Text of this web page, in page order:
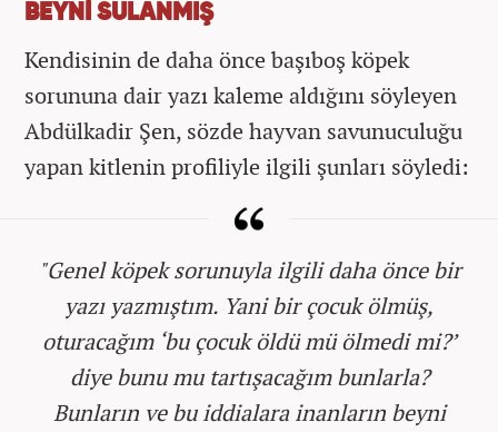
BEYNİ SULANMIŞ
Kendisinin de daha önce başıboş köpek
sorununa dair yazı kaleme aldığını söyleyen
Abdülkadir Şen, sözde hayvan savunuculuğu
yapan kitlenin profiliyle ilgili şunları söyledi:
"Genel köpek sorunuyla ilgili daha önce bir
yazı yazmıştım. Yani bir çocuk ölmüş,
oturacağım ‘bu çocuk öldü mü ölmedi mi?’
diye bunu mu tartışacağım bunlarla?
Bunların ve bu iddialara inanların beyni